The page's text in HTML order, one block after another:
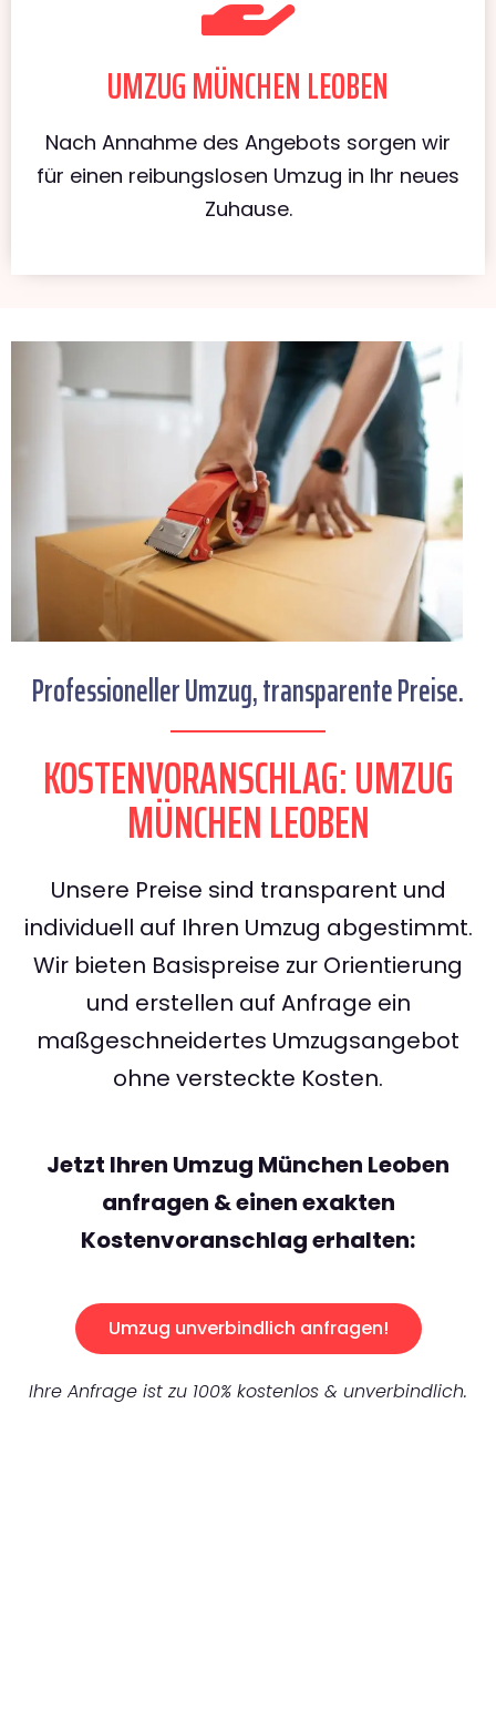
UMZUG MÜNCHEN LEOBEN
Nach Annahme des Angebots sorgen wir
für einen reibungslosen Umzug in Ihr neues
Zuhause.
Professioneller Umzug, transparente Preise.
KOSTENVORANSCHLAG: UMZUG
MÜNCHEN LEOBEN
Unsere Preise sind transparent und
individuell auf Ihren Umzug abgestimmt.
Wir bieten Basispreise zur Orientierung
und erstellen auf Anfrage ein
maßgeschneidertes Umzugsangebot
ohne versteckte Kosten.
Jetzt Ihren Umzug München Leoben
anfragen & einen exakten
Kostenvoranschlag erhalten:
Umzug unverbindlich anfragen!
Ihre Anfrage ist zu 100% kostenlos & unverbindlich.